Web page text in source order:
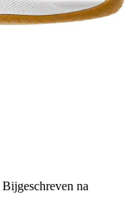
Bijgeschreven na